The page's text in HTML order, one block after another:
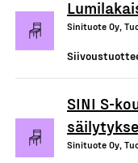
Sinituote Oy,
SINI S-
Sinituote Oy,